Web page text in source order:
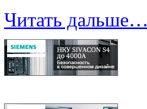
Читать дальше…